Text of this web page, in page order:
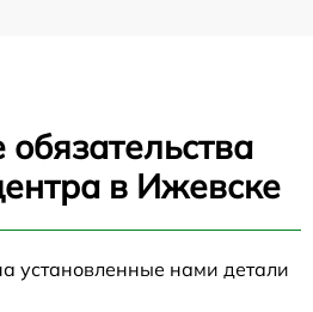
в Ижевске
установленные нами детали